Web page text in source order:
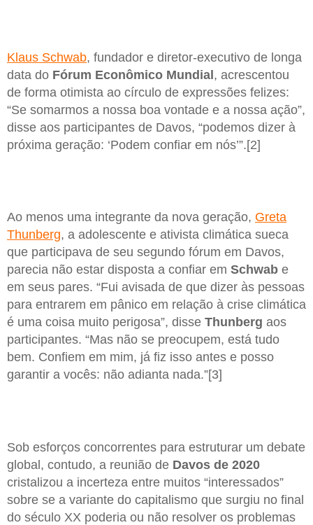
Klaus Schwab, fundador e diretor-executivo de longa
data do Fórum Econômico Mundial , acrescentou
de forma otimista ao círculo de expressões felizes:
“Se somarmos a nossa boa vontade e a nossa ação”,
disse aos participantes de Davos, “podemos dizer à
próxima geração: ‘Podem confiar em nós’”.[2]
Ao menos uma integrante da nova geração, Greta
Thunberg, a adolescente e ativista climática sueca
que participava de seu segundo fórum em Davos,
parecia não estar disposta a confiar em Schwab e
em seus pares. “Fui avisada de que dizer às pessoas
para entrarem em pânico em relação à crise climática
é uma coisa muito perigosa”, disse Thunberg aos
participantes. “Mas não se preocupem, está tudo
bem. Confiem em mim, já fiz isso antes e posso
garantir a vocês: não adianta nada.”[3]
Sob esforços concorrentes para estruturar um debate
global, contudo, a reunião de Davos de 2020
cristalizou a incerteza entre muitos “interessados”
sobre se a variante do capitalismo que surgiu no final
do século XX poderia ou não resolver os problemas